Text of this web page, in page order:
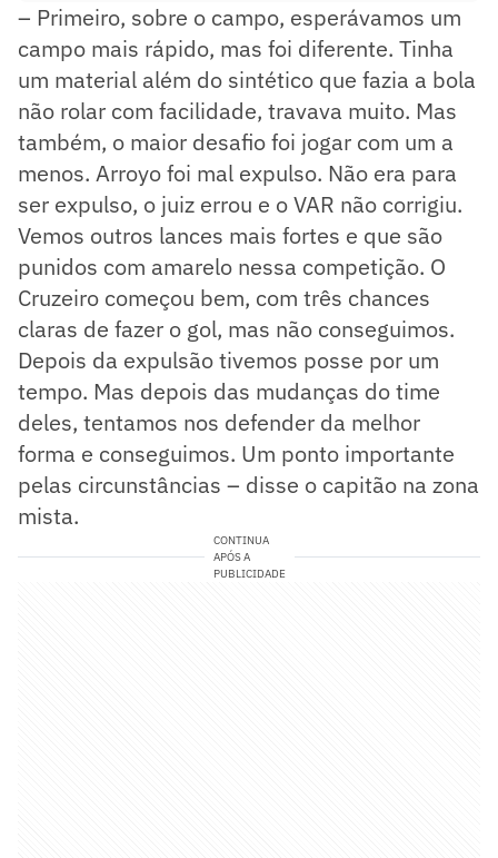
– Primeiro, sobre o campo, esperávamos um
campo mais rápido, mas foi diferente. Tinha
um material além do sintético que fazia a bola
não rolar com facilidade, travava muito. Mas
também, o maior desafio foi jogar com um a
menos. Arroyo foi mal expulso. Não era para
ser expulso, o juiz errou e o VAR não corrigiu.
Vemos outros lances mais fortes e que são
punidos com amarelo nessa competição. O
Cruzeiro começou bem, com três chances
claras de fazer o gol, mas não conseguimos.
Depois da expulsão tivemos posse por um
tempo. Mas depois das mudanças do time
deles, tentamos nos defender da melhor
forma e conseguimos. Um ponto importante
pelas circunstâncias – disse o capitão na zona
mista.
CONTINUA
APÓS A
PUBLICIDADE